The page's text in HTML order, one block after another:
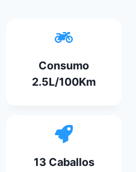
Consumo
2.5L/100Km
13 Caballos